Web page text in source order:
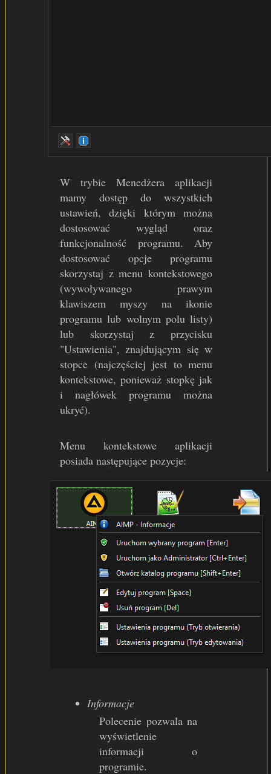
W trybie Menedżera aplikacji
mamy dostęp do wszystkich
ustawień, dzięki którym można
dostosować wygląd oraz
funkcjonalność programu. Aby
dostosować opcje programu
skorzystaj z menu kontekstowego
(wywoływanego prawym
klawiszem myszy na ikonie
programu lub wolnym polu listy)
lub skorzystaj z przycisku
"Ustawienia", znajdującym się w
stopce (najczęściej jest to menu
kontekstowe, ponieważ stopkę jak
i nagłówek programu można
ukryć).
Menu kontekstowe aplikacji
posiada następujące pozycje:
Informacje
Polecenie pozwala na
wyświetlenie
informacji o
programie.